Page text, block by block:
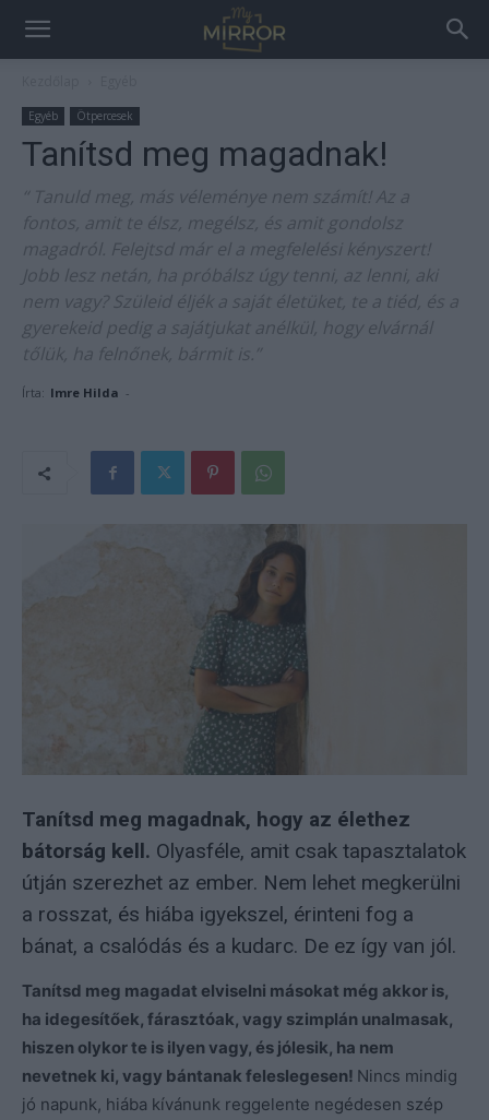
Egyéb Ötpercesek
Tanítsd meg magadnak!
“ Tanuld meg, más véleménye nem számít! Az a
fontos, amit te élsz, megélsz, és amit gondolsz
magadról. Felejtsd már el a megfelelési kényszert!
Jobb lesz netán, ha próbálsz úgy tenni, az lenni, aki
nem vagy? Szüleid éljék a saját életüket, te a tiéd, és a
gyerekeid pedig a sajátjukat anélkül, hogy elvárnál
tőlük, ha felnőnek, bármit is.”
Írta: Imre Hilda -
Tanítsd meg magadnak, hogy az élethez
bátorság kell. Olyasféle, amit csak tapasztalatok
útján szerezhet az ember. Nem lehet megkerülni
a rosszat, és hiába igyekszel, érinteni fog a
bánat, a csalódás és a kudarc. De ez így van jól.
Tanítsd meg magadat elviselni másokat még akkor is,
ha idegesítőek, fárasztóak, vagy szimplán unalmasak,
hiszen olykor te is ilyen vagy, és jólesik, ha nem
nevetnek ki, vagy bántanak feleslegesen! Nincs mindig
jó napunk, hiába kívánunk reggelente negédesen szép